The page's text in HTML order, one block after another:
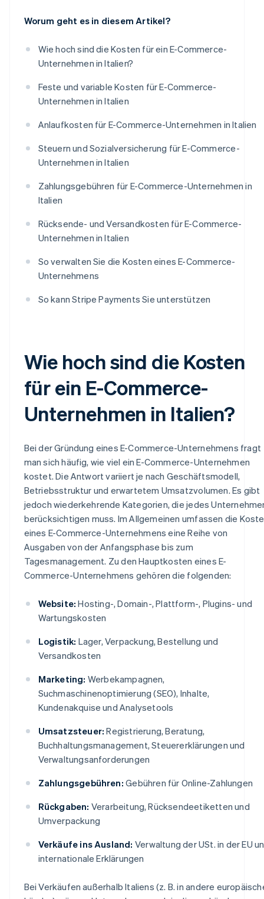
Worum geht es in diesem Artikel?
Wie hoch sind die Kosten für ein E-Commerce-
Unternehmen in Italien?
Feste und variable Kosten für E-Commerce-
Unternehmen in Italien
Anlaufkosten für E-Commerce-Unternehmen in Italien
Steuern und Sozialversicherung für E-Commerce-
Unternehmen in Italien
Zahlungsgebühren für E-Commerce-Unternehmen in
Italien
Rücksende- und Versandkosten für E-Commerce-
Unternehmen in Italien
So verwalten Sie die Kosten eines E-Commerce-
Unternehmens
So kann Stripe Payments Sie unterstützen
Wie hoch sind die Kosten
für ein E-Commerce-
Unternehmen in Italien?
Bei der Gründung eines E-Commerce-Unternehmens fragt
man sich häufig, wie viel ein E-Commerce-Unternehmen
kostet. Die Antwort variiert je nach Geschäftsmodell,
Betriebsstruktur und erwartetem Umsatzvolumen. Es gibt
jedoch wiederkehrende Kategorien, die jedes
berücksichtigen muss. Im Allgemeinen umfassen die
eines E-Commerce-Unternehmens eine Reihe von
Ausgaben von der Anfangsphase bis zum
Tagesmanagement. Zu den Hauptkosten eines E-
Commerce-Unternehmens gehören die folgenden:
Website: Hosting-, Domain-, Plattform-, Plugins- und
Wartungskosten
Logistik: Lager, Verpackung, Bestellung und
Versandkosten
Marketing: Werbekampagnen,
Suchmaschinenoptimierung (SEO), Inhalte,
Kundenakquise und Analysetools
Umsatzsteuer: Registrierung, Beratung,
Buchhaltungsmanagement, Steuererklärungen und
Verwaltungsanforderungen
Zahlungsgebühren: Gebühren für Online-Zahlungen
Rückgaben: Verarbeitung, Rücksendeetiketten und
Umverpackung
Verkäufe ins Ausland: Verwaltung der USt. in der EU
internationale Erklärungen
Bei Verkäufen außerhalb Italiens (z. B. in andere